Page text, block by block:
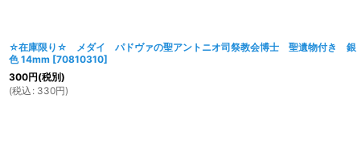
☆在庫限り☆ メダイ パドヴァの聖アントニオ司祭教会博士 聖遺物付き 銀
色 14mm [70810310]
300円(税別)
(税込 : 330円)